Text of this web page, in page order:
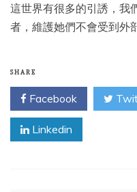
這世界有很多的引誘，我
者，維護她們不會受到外
SHARE
Facebook
Linkedin